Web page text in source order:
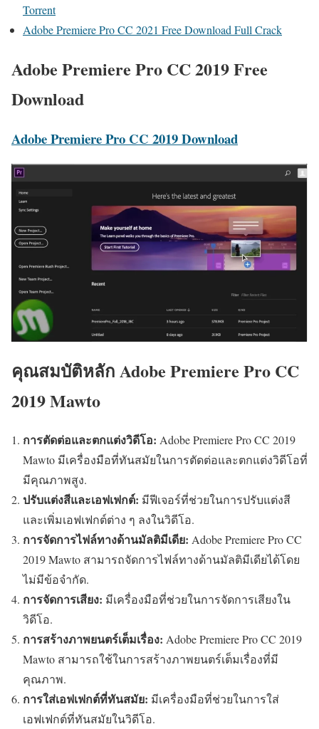
Torrent
Adobe Premiere Pro CC 2021 Free Download Full Crack
Adobe Premiere Pro CC 2019 Free
Download
Adobe Premiere Pro CC 2019 Download
คุณสมบัติหลัก Adobe Premiere Pro CC
2019 Mawto
การตัดต่อและตกแต่งวิดีโอ: Adobe Premiere Pro CC 2019
Mawto มีเครื่องมือที่ทันสมัยในการตัดต่อและตกแต่งวิดีโอที่
มีคุณภาพสูง.
ปรับแต่งสีและเอฟเฟกต์: มีฟีเจอร์ที่ช่วยในการปรับแต่งสี
และเพิ่มเอฟเฟกต์ต่าง ๆ ลงในวิดีโอ.
การจัดการไฟล์ทางด้านมัลติมีเดีย: Adobe Premiere Pro CC
2019 Mawto สามารถจัดการไฟล์ทางด้านมัลติมีเดียได้โดย
ไม่มีข้อจำกัด.
การจัดการเสียง: มีเครื่องมือที่ช่วยในการจัดการเสียงใน
วิดีโอ.
การสร้างภาพยนตร์เต็มเรื่อง: Adobe Premiere Pro CC 2019
Mawto สามารถใช้ในการสร้างภาพยนตร์เต็มเรื่องที่มี
คุณภาพ.
การใส่เอฟเฟกต์ที่ทันสมัย: มีเครื่องมือที่ช่วยในการใส่
เอฟเฟกต์ที่ทันสมัยในวิดีโอ.